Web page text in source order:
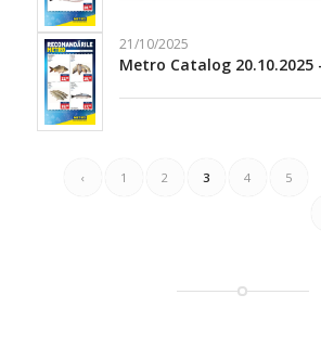
21/10/2025
Metro Catalog 20.10.2025
‹ 1 2 3 4 5